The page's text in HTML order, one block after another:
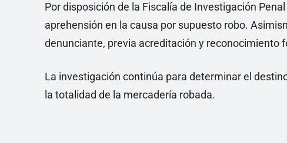
Por disposición de la Fiscalía de Investigación
aprehensión en la causa por supuesto robo.
denunciante, previa acreditación y reconocimiento
La investigación continúa para determinar el
la totalidad de la mercadería robada.